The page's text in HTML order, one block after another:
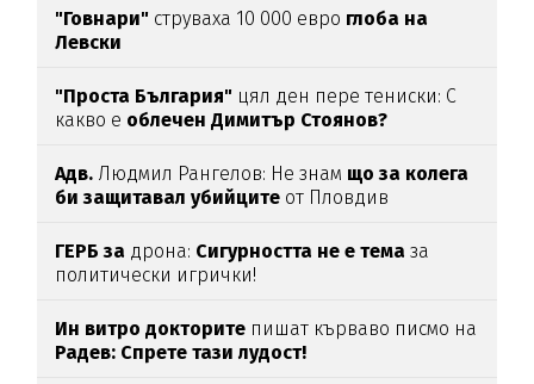
"Говнари" струваха 10 000 евро глоба на
Левски
"Проста България" цял ден пере тениски: С
какво е облечен Димитър Стоянов?
Адв. Людмил Рангелов: Не знам що за колега
би защитавал убийците от Пловдив
ГЕРБ за дрона: Сигурността не е темаза
политически игрички!
Ин витро докторите пишат кърваво писмо на
Радев: Спрете тази лудост!